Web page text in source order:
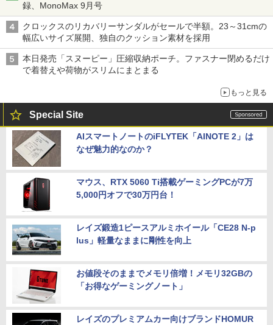
録、MonoMax 9月号
クロックスのリカバリーサンダルがセールで半額。23～31cmの
幅広いサイズ展開、独自のクッション素材を採用
本日発売「スヌーピー」圧縮収納ポーチ。ファスナー閉めるだけ
で着替えや荷物がスリムにまとまる
もっと見る
Special Site
AIスマートノートのiFLYTEK「AINOTE 2」は
なぜ魅力的なのか？
マウス、RTX 5060 Ti搭載ゲーミングPCが7万
5,000円オフで30万円台！
レイズ鍛造1ピースアルミホイール「CE28 N-p
lus」軽量なままに剛性を向上
お値段そのままでメモリ倍増！メモリ32GBの
「お得なゲーミングノート」
レイズのプレミアムカー向けブランドHOMUR